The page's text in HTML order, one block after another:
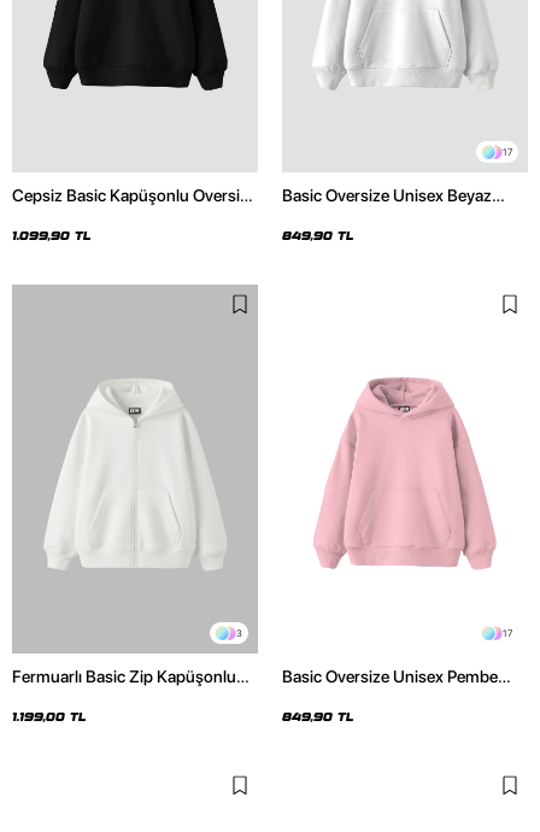
Cepsiz Basic Kapüşonlu Oversize
1.099,90 TL
17
Basic Oversize Unisex Beyaz
849,90 TL
3
Fermuarlı Basic Zip Kapüşonlu
1.199,00 TL
17
Basic Oversize Unisex Pembe
849,90 TL